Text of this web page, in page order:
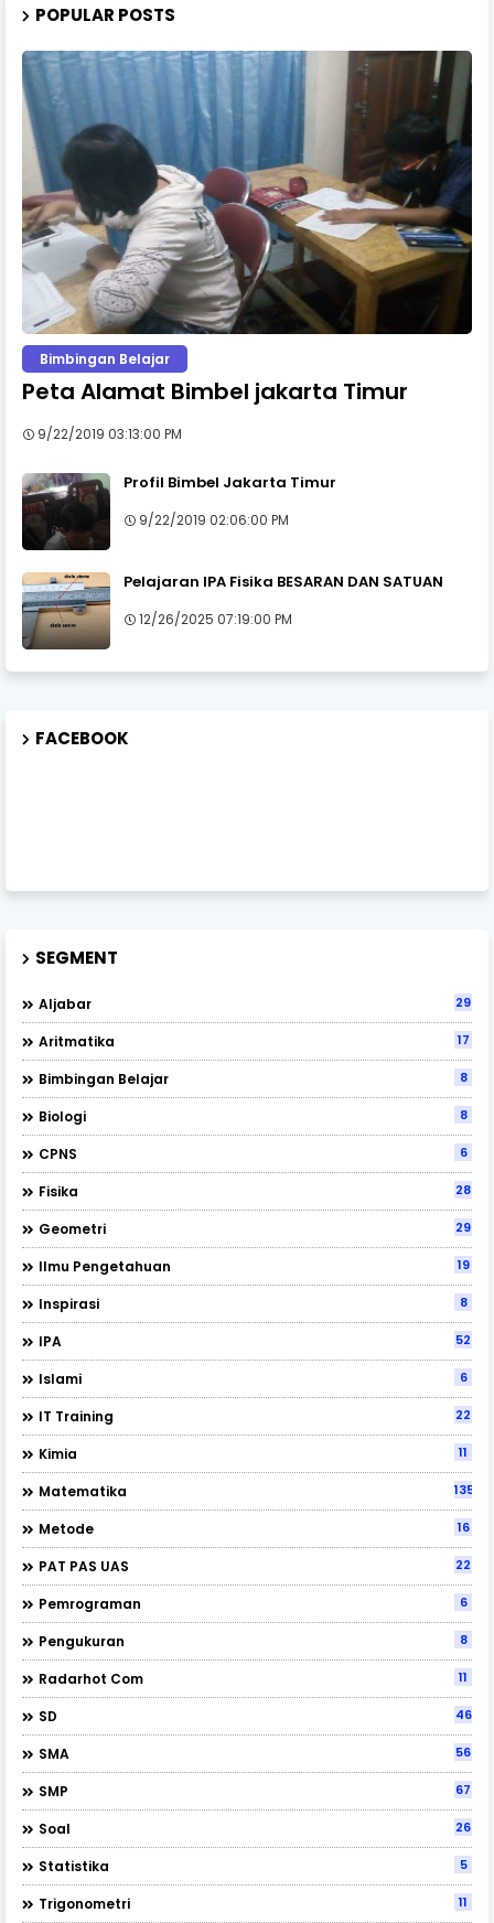
POPULAR POSTS
Bimbingan Belajar
Peta Alamat Bimbel jakarta Timur
9/22/2019 03:13:00 PM
Profil Bimbel Jakarta Timur
9/22/2019 02:06:00 PM
Pelajaran IPA Fisika BESARAN DAN SATUAN
12/26/2025 07:19:00 PM
FACEBOOK
SEGMENT
Aljabar 29
Aritmatika 17
Bimbingan Belajar 8
Biologi 8
CPNS 6
Fisika 28
Geometri 29
Ilmu Pengetahuan 19
Inspirasi 8
IPA 52
Islami 6
IT Training 22
Kimia 11
Matematika 135
Metode 16
PAT PAS UAS 22
Pemrograman 6
Pengukuran 8
Radarhot Com 11
SD 46
SMA 56
SMP 67
Soal 26
Statistika 5
Trigonometri 11